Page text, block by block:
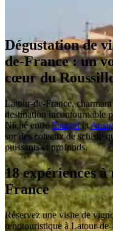
Dégustation de
de-France : un
cœur du
Latour-de-France,
destination incontournable
Niché entreEstagelet
sur des coteaux de schiste
puissants et profonds.
18 expériences
France
Réservez une visite de
œnotouristique à Latour-de-